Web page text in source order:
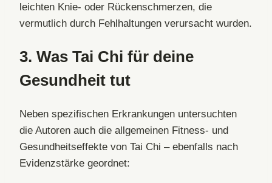
leichten Knie- oder Rückenschmerzen, die
vermutlich durch Fehlhaltungen verursacht wurden.
3. Was Tai Chi für deine
Gesundheit tut
Neben spezifischen Erkrankungen untersuchten
die Autoren auch die allgemeinen Fitness- und
Gesundheitseffekte von Tai Chi – ebenfalls nach
Evidenzstärke geordnet: